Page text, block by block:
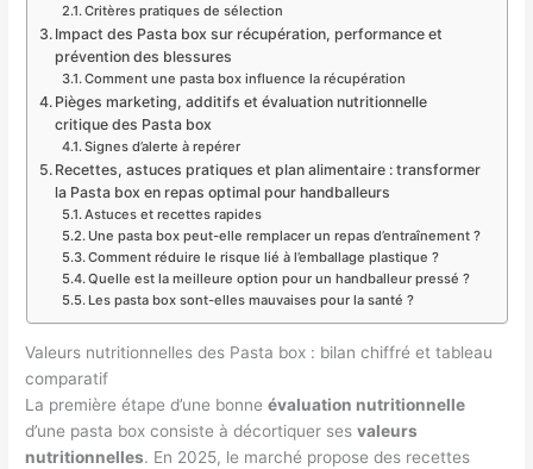
Critères pratiques de sélection
Impact des Pasta box sur récupération, performance et
prévention des blessures
Comment une pasta box influence la récupération
Pièges marketing, additifs et évaluation nutritionnelle
critique des Pasta box
Signes d’alerte à repérer
Recettes, astuces pratiques et plan alimentaire : transformer
la Pasta box en repas optimal pour handballeurs
Astuces et recettes rapides
Une pasta box peut-elle remplacer un repas d’entraînement ?
Comment réduire le risque lié à l’emballage plastique ?
Quelle est la meilleure option pour un handballeur pressé ?
Les pasta box sont-elles mauvaises pour la santé ?
Valeurs nutritionnelles des Pasta box : bilan chiffré et tableau
comparatif
La première étape d’une bonneévaluation nutritionnelle
d’une pasta box consiste à décortiquer sesvaleurs
nutritionnelles. En 2025, le marché propose des recettes